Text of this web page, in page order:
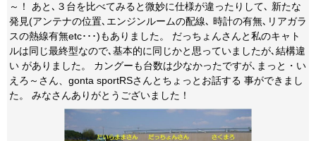
～！ あと､３台を比べてみると微妙に仕様が違ったりして､ 新たな
発見(アンテナの位置､エンジンルームの配線､ 時計の有無､リアガラ
スの熱線有無etc･･･)もありました。 だっちょんさんと私のキャト
ルは同じ最終型なので､基本的に同じかと思っていましたが､結構違
い がありました。 カングーも台数は少なかったですが､まっと・い
えろ～さん、gonta sportRSさんとちょっとお話する 事ができまし
た。 みなさんありがとうございました！